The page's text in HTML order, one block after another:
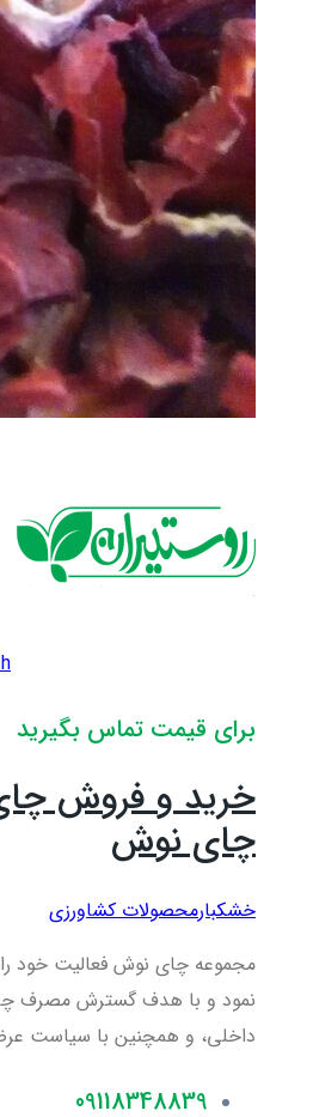
برای قیمت تماس بگیرید
خرید و فروش
چای نوش
خشکبارمحصولات کشاورزی
نمود و با هدف گسترش مصرف چای
داخلی، و همچنین با سیاست
09118348839